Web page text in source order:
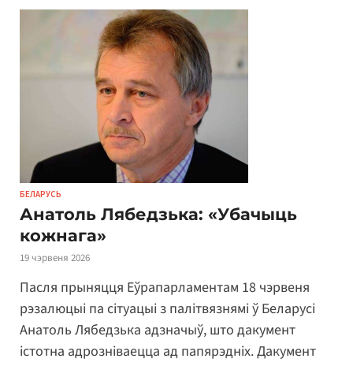
БЕЛАРУСЬ
Анатоль Лябедзька: «Убачыць
кожнага»
19 чэрвеня 2026
Пасля прыняцця Еўрапарламентам 18 чэрвеня
рэзалюцыі па сітуацыі з палітвязнямі ў Беларусі
Анатоль Лябедзька адзначыў, што дакумент
істотна адрозніваецца ад папярэдніх. Дакумент